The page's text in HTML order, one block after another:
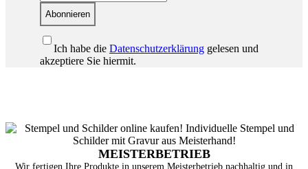
Abonnieren
Ich habe die Datenschutzerklärung gelesen und
akzeptiere Sie hiermit.
MEISTERBETRIEB
Wir fertigen Ihre Produkte in unserem Meisterbetrieb nachhaltig und in